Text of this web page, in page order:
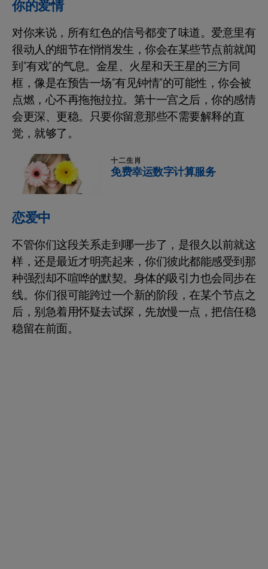
你的爱情
对你来说，所有红色的信号都变了味道。爱意里有
很动人的细节在悄悄发生，你会在某些节点前就闻
到“有戏”的气息。金星、火星和天王星的三方同
框，像是在预告一场“有见钟情”的可能性，你会被
点燃，心不再拖拖拉拉。第十一宫之后，你的感情
会更深、更稳。只要你留意那些不需要解释的直
觉，就够了。
十二生肖
免费幸运数字计算服务
恋爱中
不管你们这段关系走到哪一步了，是很久以前就这
样，还是最近才明亮起来，你们彼此都能感受到那
种强烈却不喧哗的默契。身体的吸引力也会同步在
线。你们很可能跨过一个新的阶段，在某个节点之
后，别急着用怀疑去试探，先放慢一点，把信任稳
稳留在前面。